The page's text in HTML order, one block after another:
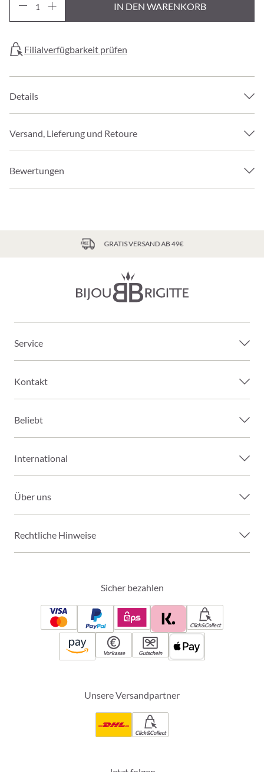
IN DEN WARENKORB
Filialverfügbarkeit prüfen
Details
Versand, Lieferung und Retoure
Bewertungen
GRATIS VERSAND AB 49€
Service
Kontakt
Beliebt
International
Über uns
Rechtliche Hinweise
Sicher bezahlen
Click&Collect
Vorkasse Gutschein
Unsere Versandpartner
Click&Collect